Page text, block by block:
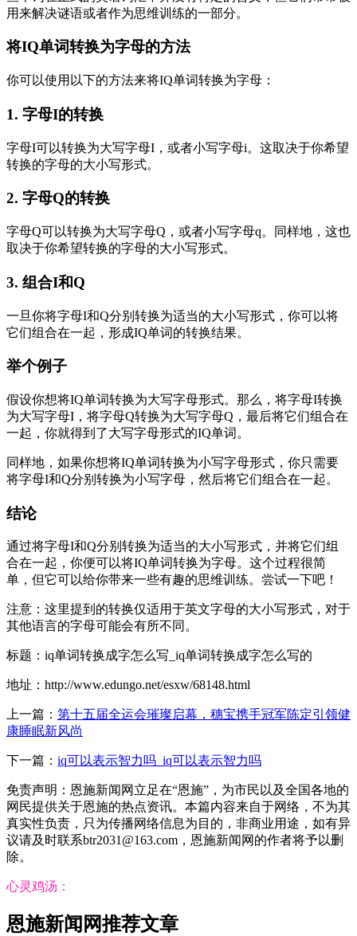
用来解决谜语或者作为思维训练的一部分。
将IQ单词转换为字母的方法
你可以使用以下的方法来将IQ单词转换为字母：
1. 字母I的转换
字母I可以转换为大写字母I，或者小写字母i。这取决于你希望
转换的字母的大小写形式。
2. 字母Q的转换
字母Q可以转换为大写字母Q，或者小写字母q。同样地，这也
取决于你希望转换的字母的大小写形式。
3. 组合I和Q
一旦你将字母I和Q分别转换为适当的大小写形式，你可以将
它们组合在一起，形成IQ单词的转换结果。
举个例子
假设你想将IQ单词转换为大写字母形式。那么，将字母I转换
为大写字母I，将字母Q转换为大写字母Q，最后将它们组合在
一起，你就得到了大写字母形式的IQ单词。
同样地，如果你想将IQ单词转换为小写字母形式，你只需要
将字母I和Q分别转换为小写字母，然后将它们组合在一起。
结论
通过将字母I和Q分别转换为适当的大小写形式，并将它们组
合在一起，你便可以将IQ单词转换为字母。这个过程很简
单，但它可以给你带来一些有趣的思维训练。尝试一下吧！
注意：这里提到的转换仅适用于英文字母的大小写形式，对于
其他语言的字母可能会有所不同。
标题：iq单词转换成字怎么写_iq单词转换成字怎么写的
地址：http://www.edungo.net/esxw/68148.html
上一篇： 第十五届全运会璀璨启幕，穗宝携手冠军陈定引领健
康睡眠新风尚
下一篇： iq可以表示智力吗_iq可以表示智力吗
免责声明：恩施新闻网立足在“恩施”，为市民以及全国各地的
网民提供关于恩施的热点资讯。本篇内容来自于网络，不为其
真实性负责，只为传播网络信息为目的，非商业用途，如有异
议请及时联系btr2031@163.com，恩施新闻网的作者将予以删
除。
心灵鸡汤：
恩施新闻网推荐文章